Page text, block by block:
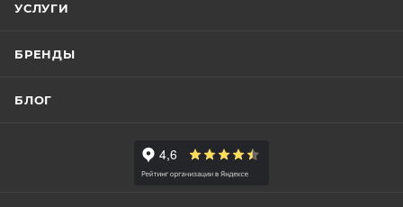
УСЛУГИ
БРЕНДЫ
БЛОГ